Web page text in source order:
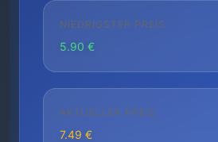
NIEDRIGSTER PREIS
5.90 €
AKTUELLER PREIS
7.49 €